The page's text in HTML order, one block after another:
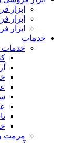
ابزار
ابزار
ابزار
خدمات
خدمات
مرمت